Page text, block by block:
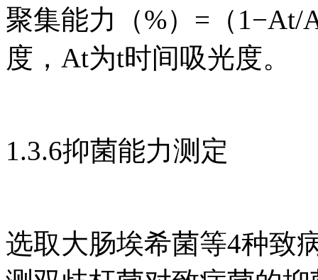
聚集能力（%）=（1−At/
度，At为t时间吸光度。
1.3.6抑菌能力测定
选取大肠埃希菌等4种致